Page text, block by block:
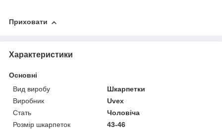
Приховати
Характеристики
Основні
Вид виробу
Шкарпетки
Виробник
Uvex
Стать
Чоловіча
Розмір шкарпеток
43-46